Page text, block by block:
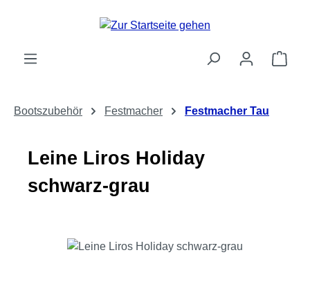
Zum Hauptinhalt springen
Bootszubehör Festmacher Festmacher Tau
Leine Liros Holiday
schwarz-grau
Bildergalerie überspringen